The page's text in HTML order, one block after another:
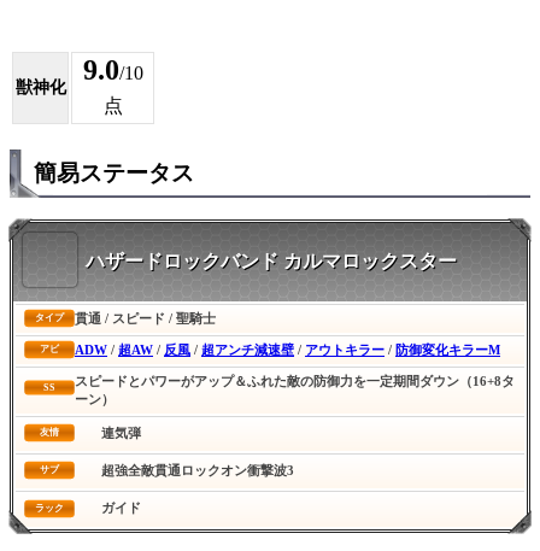
獣神化
9.0/10
点
簡易ステータス
ハザードロックバンド カルマロックスター
タイプ 貫通 / スピード / 聖騎士
アビ ADW / 超AW / 反風 / 超アンチ減速壁 / アウトキラー / 防御変化キラーM
SS
スピードとパワーがアップ＆ふれた敵の防御力を一定期間ダウン（16+8タ
ーン）
友情 連気弾
サブ 超強全敵貫通ロックオン衝撃波3
ラック ガイド